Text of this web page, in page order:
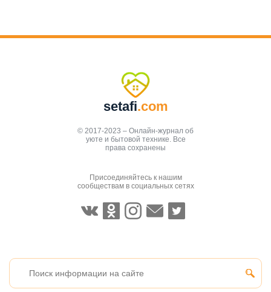
setafi.com
© 2017-2023 – Онлайн-журнал об
уюте и бытовой технике. Все
права сохранены
Присоединяйтесь к нашим
сообществам в социальных сетях